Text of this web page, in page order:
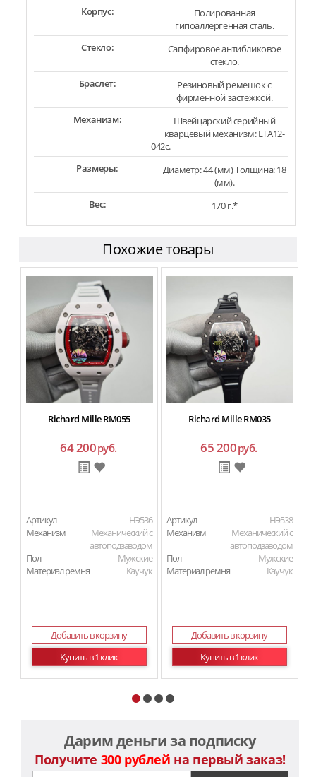
Корпус:
Полированная
гипоаллергенная сталь.
Стекло:
Сапфировое антибликовое
стекло.
Браслет:
Резиновый ремешок с
фирменной застежкой.
Механизм:
Швейцарский серийный
кварцевый механизм: ETA12-
042c.
Размеры:
Диаметр: 44 (мм) Толщина: 18
(мм).
Вес:
170 г.*
Похожие товары
Richard Mille RM055
64 200руб.
Артикул
HЭ536
Механизм
Механический с
автоподзаводом
Пол
Мужские
Материал ремня
Каучук
Добавить в корзину
Купить в 1 клик
Richard Mille RM035
65 200руб.
Артикул
HЭ538
Механизм
Механический с
автоподзаводом
Пол
Мужские
Материал ремня
Каучук
Добавить в корзину
Купить в 1 клик
Дарим деньги за подписку
Получите 300 рублей на первый заказ!